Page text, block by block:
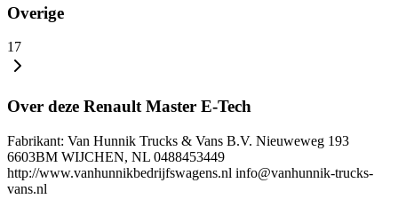
Overige
17
Over deze Renault Master E-Tech
Fabrikant: Van Hunnik Trucks & Vans B.V. Nieuweweg 193
6603BM WIJCHEN, NL 0488453449
http://www.vanhunnikbedrijfswagens.nl info@vanhunnik-trucks-
vans.nl